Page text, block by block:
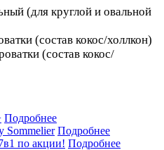
(для круглой и овальной
(состав кокос/холлкон)
(состав кокос/
Подробнее
Sommelier Подробнее
по акции! Подробнее